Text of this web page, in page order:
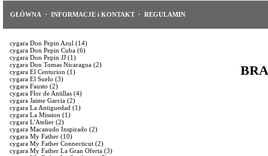
GŁÓWNA · INFORMACJE i KONTAKT · REGULAMIN
cygara Don Pepin Azul (14)
cygara Don Pepin Cuba (6)
cygara Don Pepin JJ (1)
cygara Don Tomas Nicaragua (2)
cygara El Centurion (1)
cygara El Suelo (3)
cygara Fausto (2)
cygara Flor de Antillas (4)
cygara Jaime Garcia (2)
cygara La Antiguedad (1)
cygara La Mission (1)
cygara L'Atelier (2)
cygara Macanudo Inspirado (2)
cygara My Father (10)
cygara My Father Connecticut (2)
cygara My Father La Gran Oferta (3)